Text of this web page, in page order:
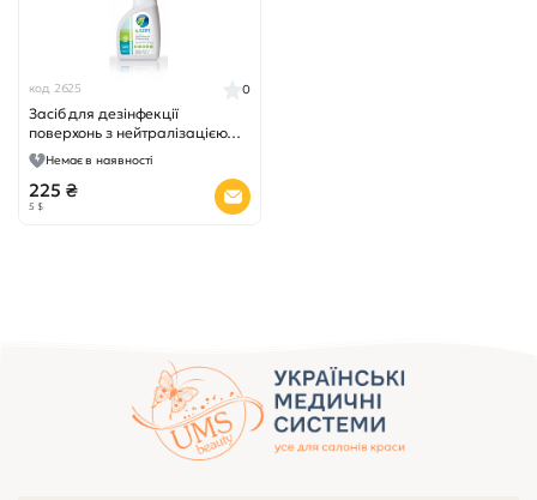
код 2625
Засіб для дезінфекції
поверхонь з нейтралізацією
запахів
0
Немає в наявності
225 ₴
5 $